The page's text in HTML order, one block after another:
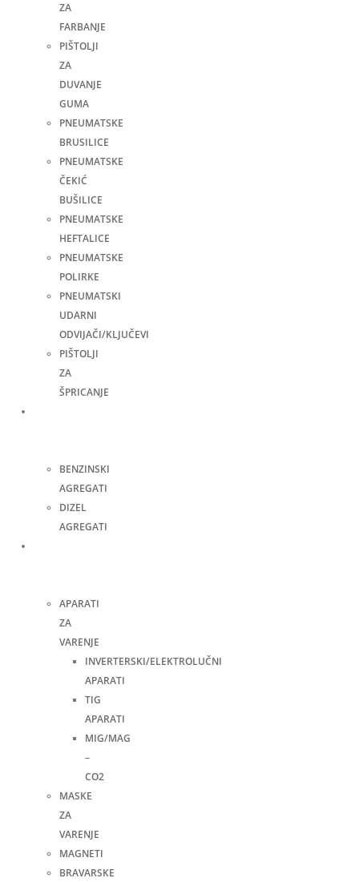
ZA
FARBANJE
PIŠTOLJI
ZA
DUVANJE
GUMA
PNEUMATSKE
BRUSILICE
PNEUMATSKE
ČEKIĆ
BUŠILICE
PNEUMATSKE
HEFTALICE
PNEUMATSKE
POLIRKE
PNEUMATSKI
UDARNI
ODVIJAČI/KLJUČEVI
PIŠTOLJI
ZA
ŠPRICANJE
BENZINSKI
AGREGATI
DIZEL
AGREGATI
APARATI
ZA
VARENJE
INVERTERSKI/ELEKTROLUČNI
APARATI
TIG
APARATI
MIG/MAG
–
CO2
MASKE
ZA
VARENJE
MAGNETI
BRAVARSKE